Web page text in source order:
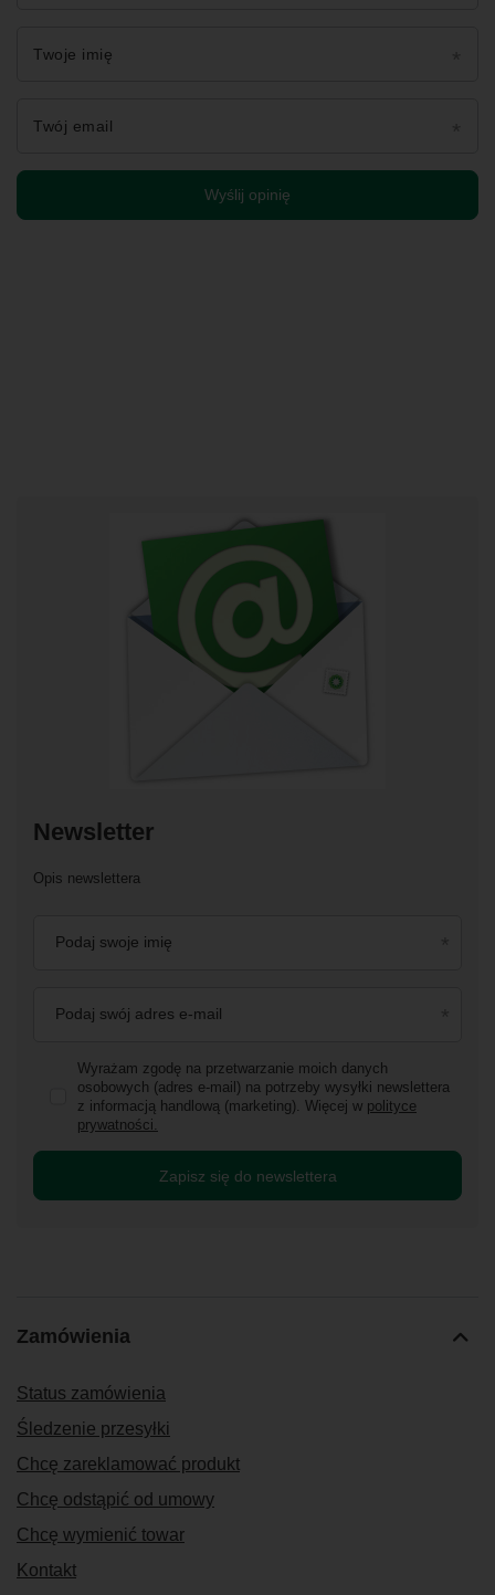
Twoje imię
Twój email
Wyślij opinię
Newsletter
Opis newslettera
Podaj swoje imię
Podaj swój adres e-mail
Wyrażam zgodę na przetwarzanie moich danych
osobowych (adres e-mail) na potrzeby wysyłki newslettera
z informacją handlową (marketing). Więcej w polityce
prywatności.
Zapisz się do newslettera
Zamówienia
Status zamówienia
Śledzenie przesyłki
Chcę zareklamować produkt
Chcę odstąpić od umowy
Chcę wymienić towar
Kontakt